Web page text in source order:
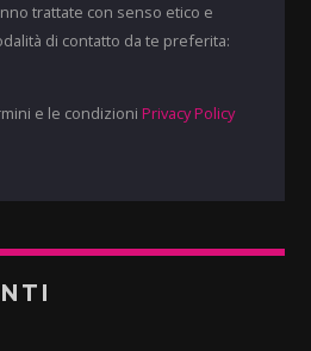
trattate con senso etico e
di contatto da te preferita:
e le condizioni Privacy Policy